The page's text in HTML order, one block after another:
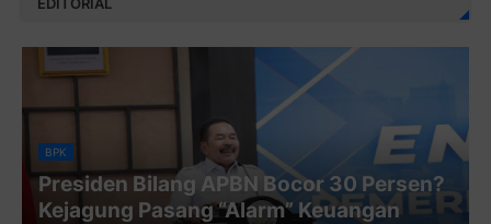
EDITORIAL
BPK
Presiden Bilang APBN Bocor 30 Persen?
Kejagung Pasang “Alarm” Keuangan